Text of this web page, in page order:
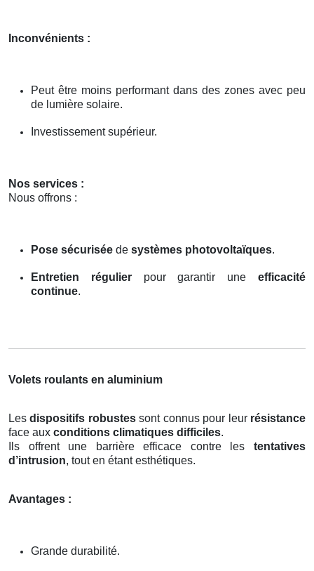
Inconvénients :
Peut être moins performant dans des zones avec peu
de lumière solaire.
Investissement supérieur.
Nos services :
Nous offrons :
Pose sécurisée de systèmes photovoltaïques.
Entretien régulierpour garantir uneefficacité
continue.
Volets roulants en aluminium
Lesdispositifs robustessont connus pour leur résistance
face aux conditions climatiques difficiles.
Ils offrent une barrière efficace contre les tentatives
d’intrusion, tout en étant esthétiques.
Avantages :
Grande durabilité.